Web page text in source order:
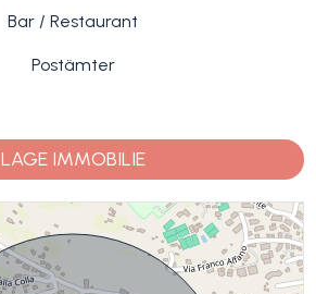
Bar / Restaurant
Postämter
LAGE IMMOBILIE